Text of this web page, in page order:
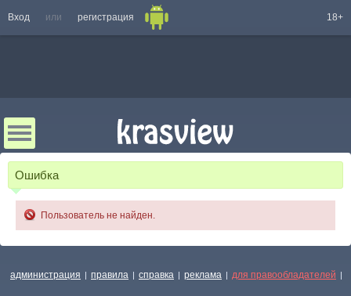
Вход или регистрация 18+
Ошибка
Пользователь не найден.
администрация | правила | справка | реклама | для правообладателей |